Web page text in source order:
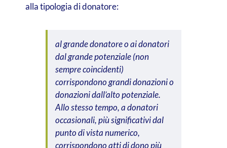
alla tipologia di donatore:
al grande donatore o ai donatori
dal grande potenziale (non
sempre coincidenti)
corrispondono grandi donazioni o
donazioni dall’alto potenziale.
Allo stesso tempo, a donatori
occasionali, più significativi dal
punto di vista numerico,
corrispondono atti di dono più